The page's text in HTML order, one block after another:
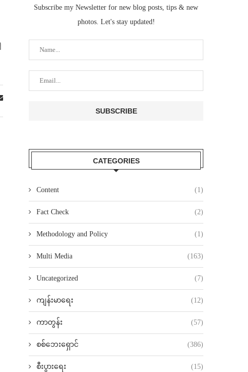
Subscribe my Newsletter for new blog posts, tips & new
photos. Let's stay updated!
CATEGORIES
Content (1)
Fact Check (2)
Methodology and Policy (1)
Multi Media (163)
Uncategorized (7)
ကျန်းမာရေး (12)
ကာတွန်း (57)
စစ်ဘေးရှောင် (386)
စီးပွားရေး (15)